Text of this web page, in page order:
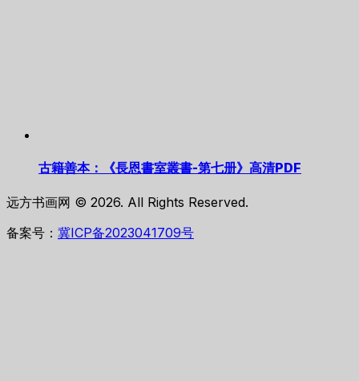
古籍善本：《長恩書室叢書-第七册》高清PDF
远方书画网 © 2026. All Rights Reserved.
备案号： 冀ICP备2023041709号